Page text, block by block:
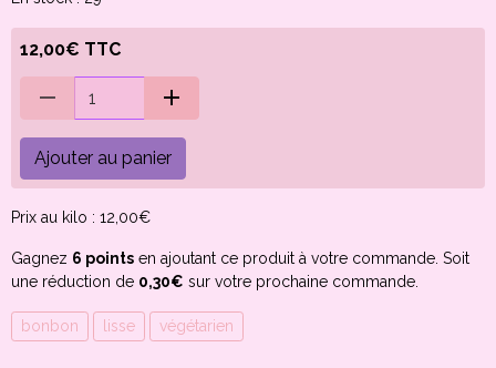
12,00€ TTC
Ajouter au panier
Prix au kilo : 12,00€
Gagnez 6 points en ajoutant ce produit à votre commande. Soit
une réduction de 0,30€ sur votre prochaine commande.
bonbon lisse végétarien